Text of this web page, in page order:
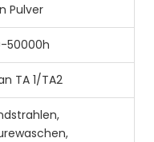
Pulver
50000h
TA 1/TA2